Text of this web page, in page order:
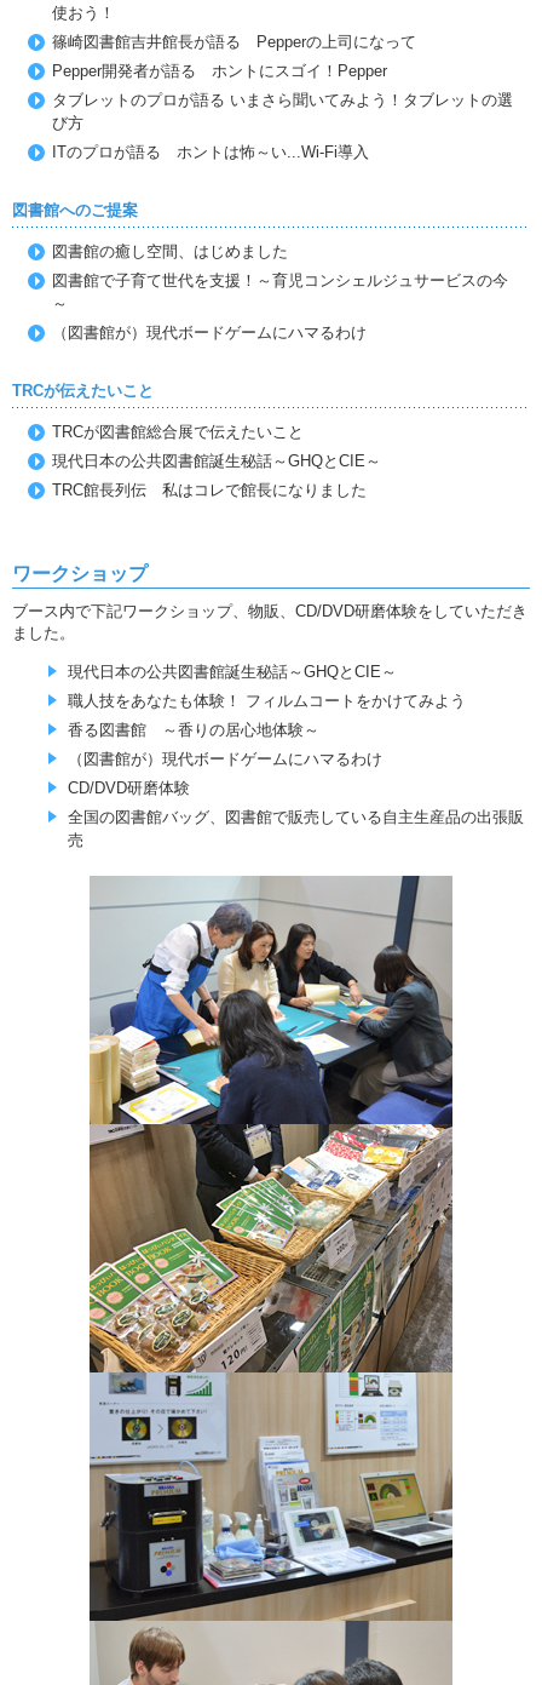
使おう！
篠崎図書館吉井館長が語る Pepperの上司になって
Pepper開発者が語る ホントにスゴイ！Pepper
タブレットのプロが語る いまさら聞いてみよう！タブレットの選
び方
ITのプロが語る ホントは怖～い...Wi-Fi導入
図書館へのご提案
図書館の癒し空間、はじめました
図書館で子育て世代を支援！～育児コンシェルジュサービスの今
～
（図書館が）現代ボードゲームにハマるわけ
TRCが伝えたいこと
TRCが図書館総合展で伝えたいこと
現代日本の公共図書館誕生秘話～GHQとCIE～
TRC館長列伝 私はコレで館長になりました
ワークショップ
ブース内で下記ワークショップ、物販、CD/DVD研磨体験をしていただき
ました。
現代日本の公共図書館誕生秘話～GHQとCIE～
職人技をあなたも体験！ フィルムコートをかけてみよう
香る図書館 ～香りの居心地体験～
（図書館が）現代ボードゲームにハマるわけ
CD/DVD研磨体験
全国の図書館バッグ、図書館で販売している自主生産品の出張販
売